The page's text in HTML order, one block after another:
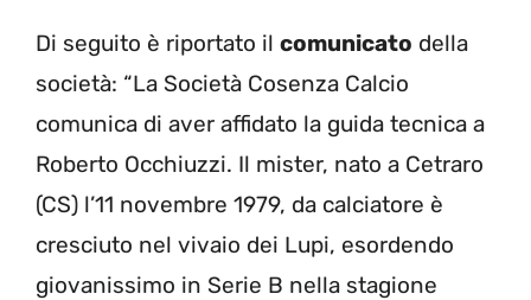
Di seguito è riportato il comunicato della
società: “La Società Cosenza Calcio
comunica di aver affidato la guida tecnica a
Roberto Occhiuzzi. Il mister, nato a Cetraro
(CS) l’11 novembre 1979, da calciatore è
cresciuto nel vivaio dei Lupi, esordendo
giovanissimo in Serie B nella stagione